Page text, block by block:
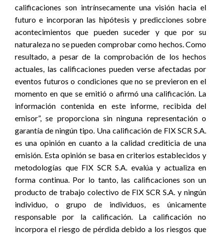
calificaciones son intrínsecamente una visión hacia el
futuro e incorporan las hipótesis y predicciones sobre
acontecimientos que pueden suceder y que por su
naturaleza no se pueden comprobar como hechos. Como
resultado, a pesar de la comprobación de los hechos
actuales, las calificaciones pueden verse afectadas por
eventos futuros o condiciones que no se previeron en el
momento en que se emitió o afirmó una calificación. La
información contenida en este informe, recibida del
emisor”, se proporciona sin ninguna representación o
garantía de ningún tipo. Una calificación de FIX SCR S.A.
es una opinión en cuanto a la calidad crediticia de una
emisión. Esta opinión se basa en criterios establecidos y
metodologías que FIX SCR S.A. evalúa y actualiza en
forma continua. Por lo tanto, las calificaciones son un
producto de trabajo colectivo de FIX SCR S.A. y ningún
individuo, o grupo de individuos, es únicamente
responsable por la calificación. La calificación no
incorpora el riesgo de pérdida debido a los riesgos que